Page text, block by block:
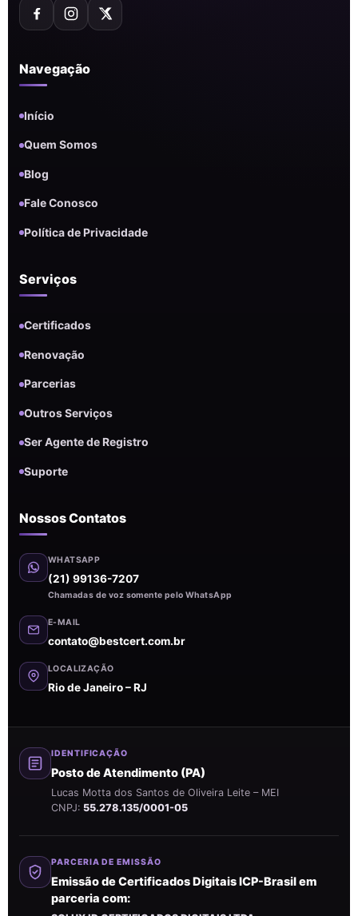
Navegação
Início
Quem Somos
Blog
Fale Conosco
Política de Privacidade
Serviços
Certificados
Renovação
Parcerias
Outros Serviços
Ser Agente de Registro
Suporte
Nossos Contatos
WHATSAPP
(21) 99136-7207
Chamadas de voz somente pelo WhatsApp
E-MAIL
contato@bestcert.com.br
LOCALIZAÇÃO
Rio de Janeiro – RJ
IDENTIFICAÇÃO
Posto de Atendimento (PA)
Lucas Motta dos Santos de Oliveira Leite – MEI
CNPJ: 55.278.135/0001-05
PARCERIA DE EMISSÃO
Emissão de Certificados Digitais ICP-Brasil em
parceria com: